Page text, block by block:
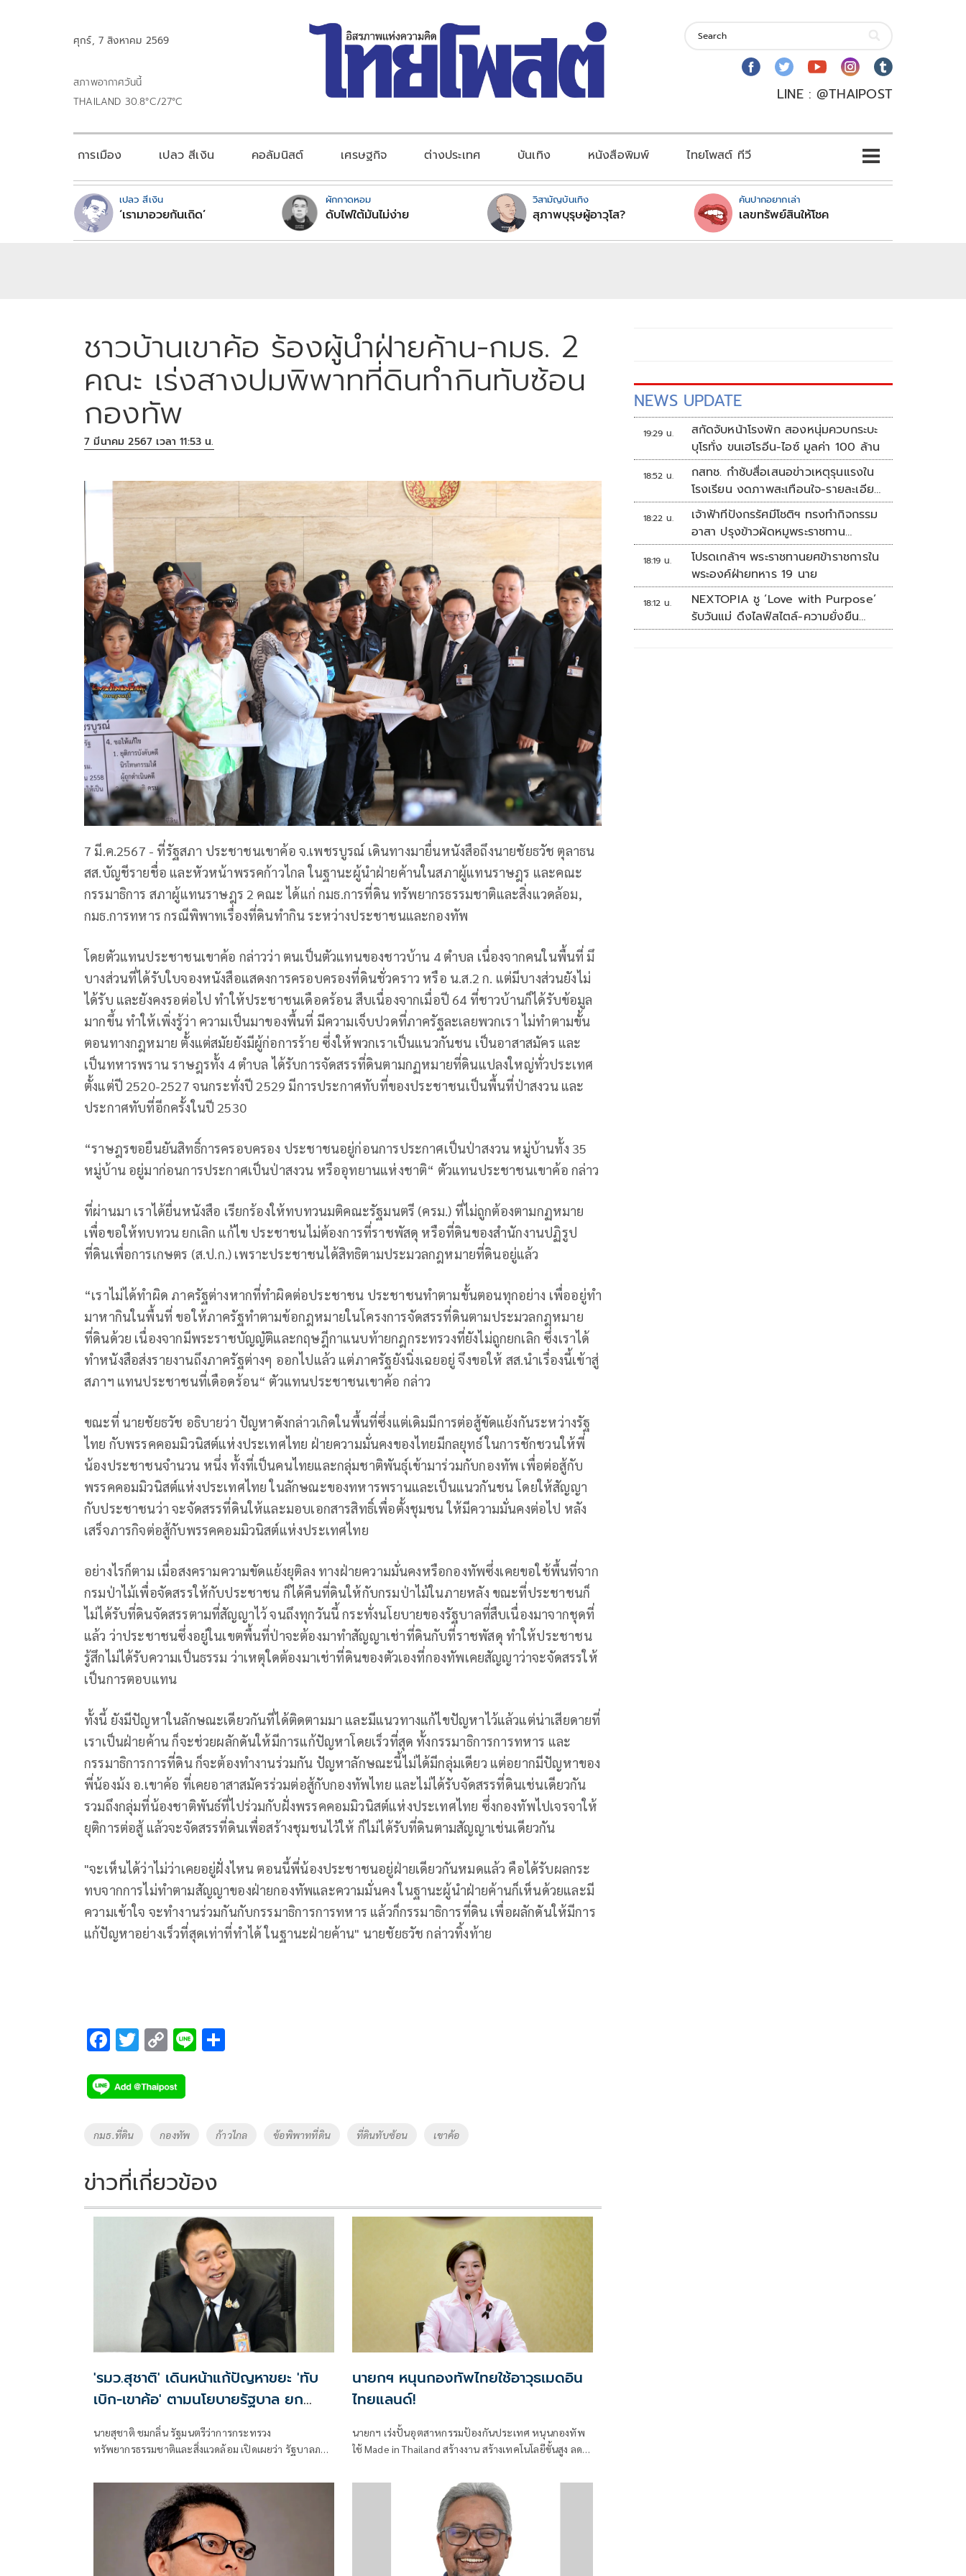
ศุกร์, 7 สิงหาคม 2569
สภาพอากาศวันนี้
THAILAND 30.8°C/27°C
LINE : @THAIPOST
การเมือง เปลว สีเงิน คอลัมนิสต์ เศรษฐกิจ ต่างประเทศ บันเทิง หนังสือพิมพ์ ไทยโพสต์ ทีวี
เปลว สีเงิน
‘เรามาอวยกันเถิด’
ผักกาดหอม
ดับไฟใต้มันไม่ง่าย
วิสามัญบันเทิง
สุภาพบุรุษผู้อาวุโส?
คันปากอยากเล่า
เลขทรัพย์สินให้โชค
ชาวบ้านเขาค้อ ร้องผู้นำฝ่ายค้าน-กมธ. 2
คณะ เร่งสางปมพิพาทที่ดินทำกินทับซ้อน
กองทัพ
7 มีนาคม 2567 เวลา 11:53 น.
7 มี.ค.2567 - ที่รัฐสภา ประชาชนเขาค้อ จ.เพชรบูรณ์ เดินทางมายื่นหนังสือถึงนายชัยธวัช ตุลาธน
สส.บัญชีรายชื่อ และหัวหน้าพรรคก้าวไกล ในฐานะผู้นำฝ่ายค้านในสภาผู้แทนราษฎร และคณะ
กรรมาธิการ สภาผู้แทนราษฎร 2 คณะ ได้แก่ กมธ.การที่ดิน ทรัพยากรธรรมชาติและสิ่งแวดล้อม,
กมธ.การทหาร กรณีพิพาทเรื่องที่ดินทำกิน ระหว่างประชาชนและกองทัพ
โดยตัวแทนประชาชนเขาค้อ กล่าวว่า ตนเป็นตัวแทนของชาวบ้าน 4 ตำบล เนื่องจากคนในพื้นที่ มึ
บางส่วนที่ได้รับใบจองหนังสือแสดงการครอบครองที่ดินชั่วคราว หรือ น.ส.2 ก. แต่มีบางส่วนยังไม่
ได้รับ และยังคงรอต่อไป ทำให้ประชาชนเดือดร้อน สืบเนื่องจากเมื่อปี 64 ที่ชาวบ้านก็ได้รับข้อมูล
มากขึ้น ทำให้เพิ่งรู้ว่า ความเป็นมาของพื้นที่ มีความเจ็บปวดที่ภาครัฐละเลยพวกเรา ไม่ทำตามขั้น
ตอนทางกฎหมาย ตั้งแต่สมัยยังมีผู้ก่อการร้าย ซึ่งให้พวกเราเป็นแนวกันชน เป็นอาสาสมัคร และ
เป็นทหารพราน ราษฎรทั้ง 4 ตำบล ได้รับการจัดสรรที่ดินตามกฏหมายที่ดินแปลงใหญ่ทั่วประเทศ
ตั้งแต่ปี 2520-2527 จนกระทั่งปี 2529 มีการประกาศทับที่ของประชาชนเป็นพื้นที่ป่าสงวน และ
ประกาศทับที่อีกครั้งในปี 2530
“ราษฎรขอยืนยันสิทธิ์การครอบครอง ประชาชนอยู่ก่อนการประกาศเป็นป่าสงวน หมู่บ้านทั้ง 35
หมู่บ้าน อยู่มาก่อนการประกาศเป็นป่าสงวน หรืออุทยานแห่งชาติ“ ตัวแทนประชาชนเขาค้อ กล่าว
ที่ผ่านมา เราได้ยื่นหนังสือ เรียกร้องให้ทบทวนมติคณะรัฐมนตรี (ครม.) ที่ไม่ถูกต้องตามกฏหมาย
เพื่อขอให้ทบทวน ยกเลิก แก้ไข ประชาชนไม่ต้องการที่ราชพัสดุ หรือที่ดินของสำนักงานปฏิรูป
ที่ดินเพื่อการเกษตร (ส.ป.ก.) เพราะประชาชนได้สิทธิตามประมวลกฎหมายที่ดินอยู่แล้ว
“เราไม่ได้ทำผิด ภาครัฐต่างหากที่ทำผิดต่อประชาชน ประชาชนทำตามขั้นตอนทุกอย่าง เพื่ออยู่ทำ
มาหากินในพื้นที่ ขอให้ภาครัฐทำตามข้อกฎหมายในโครงการจัดสรรที่ดินตามประมวลกฎหมาย
ที่ดินด้วย เนื่องจากมีพระราชบัญญัติและกฤษฎีกาแนบท้ายกฎกระทรวงที่ยังไม่ถูกยกเลิก ซึ่งเราได้
ทำหนังสือส่งรายงานถึงภาครัฐต่างๆ ออกไปแล้ว แต่ภาครัฐยังนิ่งเฉยอยู่ จึงขอให้ สส.นำเรื่องนี้เข้าสู่
สภาฯ แทนประชาชนที่เดือดร้อน“ ตัวแทนประชาชนเขาค้อ กล่าว
ขณะที่ นายชัยธวัช อธิบายว่า ปัญหาดังกล่าวเกิดในพื้นที่ซึ่งแต่เดิมมีการต่อสู้ขัดแย้งกันระหว่างรัฐ
ไทย กับพรรคคอมมิวนิสต์แห่งประเทศไทย ฝ่ายความมั่นคงของไทยมีกลยุทธ์ ในการชักชวนให้พี่
น้องประชาชนจำนวน หนึ่ง ทั้งที่เป็นคนไทยและกลุ่มชาติพันธุ์เข้ามาร่วมกับกองทัพ เพื่อต่อสู้กับ
พรรคคอมมิวนิสต์แห่งประเทศไทย ในลักษณะของทหารพรานและเป็นแนวกันชน โดยให้สัญญา
กับประชาชนว่า จะจัดสรรที่ดินให้และมอบเอกสารสิทธิ์เพื่อตั้งชุมชน ให้มีความมั่นคงต่อไป หลัง
เสร็จภารกิจต่อสู้กับพรรคคอมมิวนิสต์แห่งประเทศไทย
อย่างไรก็ตาม เมื่อสงครามความขัดแย้งยุติลง ทางฝ่ายความมั่นคงหรือกองทัพซึ่งเคยขอใช้พื้นที่จาก
กรมป่าไม้เพื่อจัดสรรให้กับประชาชน ก็ได้คืนที่ดินให้กับกรมป่าไม้ในภายหลัง ขณะที่ประชาชนก็
ไม่ได้รับที่ดินจัดสรรตามที่สัญญาไว้ จนถึงทุกวันนี้ กระทั่งนโยบายของรัฐบาลที่สืบเนื่องมาจากชุดที่
แล้ว ว่าประชาชนซึ่งอยู่ในเขตพื้นที่ป่าจะต้องมาทำสัญญาเช่าที่ดินกับที่ราชพัสดุ ทำให้ประชาชน
รู้สึกไม่ได้รับความเป็นธรรม ว่าเหตุใดต้องมาเช่าที่ดินของตัวเองที่กองทัพเคยสัญญาว่าจะจัดสรรให้
เป็นการตอบแทน
ทั้งนี้ ยังมีปัญหาในลักษณะเดียวกันที่ได้ติดตามมา และมีแนวทางแก้ไขปัญหาไว้แล้วแต่น่าเสียดายที่
เราเป็นฝ่ายค้าน ก็จะช่วยผลักดันให้มีการแก้ปัญหาโดยเร็วที่สุด ทั้งกรรมาธิการการทหาร และ
กรรมาธิการการที่ดิน ก็จะต้องทำงานร่วมกัน ปัญหาลักษณะนี้ไม่ได้มีกลุ่มเดียว แต่อยากมีปัญหาของ
พี่น้องม้ง อ.เขาค้อ ที่เคยอาสาสมัครร่วมต่อสู้กับกองทัพไทย และไม่ได้รับจัดสรรที่ดินเช่นเดียวกัน
รวมถึงกลุ่มที่น้องชาติพันธ์ที่ไปร่วมกับฝั่งพรรคคอมมิวนิสต์แห่งประเทศไทย ซึ่งกองทัพไปเจรจาให้
ยุติการต่อสู้ แล้วจะจัดสรรที่ดินเพื่อสร้างชุมชนไว้ให้ ก็ไม่ได้รับที่ดินตามสัญญาเช่นเดียวกัน
"จะเห็นได้ว่าไม่ว่าเคยอยู่ฝั่งไหน ตอนนี้พี่น้องประชาชนอยู่ฝ่ายเดียวกันหมดแล้ว คือได้รับผลกระ
ทบจากการไม่ทำตามสัญญาของฝ่ายกองทัพและความมั่นคง ในฐานะผู้นำฝ่ายค้านก็เห็นด้วยและมี
ความเข้าใจ จะทำงานร่วมกันกับกรรมาธิการการทหาร แล้วก็กรรมาธิการที่ดิน เพื่อผลักดันให้มีการ
แก้ปัญหาอย่างเร็วที่สุดเท่าที่ทำได้ ในฐานะฝ่ายค้าน" นายชัยธวัช กล่าวทิ้งท้าย
F
e
b
o
k
T
tt
er
C
p
y
Li
k
Li
Tags
กมธ.ที่ดิน กองทัพ ก้าวไกล ข้อพิพาทที่ดิน ที่ดินทับซ้อน เขาค้อ
ข่าวที่เกี่ยวข้อง
'รมว.สุชาติ' เดินหน้าแก้ปัญหาขยะ 'ทับ
เบิก-เขาค้อ' ตามนโยบายรัฐบาล ยก
ระดับสู่แหล่งท่องเที่ยวคาร์บอนต่ำ สร้าง
รายได้ควบคู่รักษาสิ่งแวดล้อม
นายสุชาติ ชมกลิ่น รัฐมนตรีว่าการกระทรวง
ทรัพยากรธรรมชาติและสิ่งแวดล้อม เปิดเผยว่า รัฐบาลภาย
ความสำคัญกับการบริหารจัดการทรัพยากรธรรมชาติและ
สิ่งแวดล้อมควบคู่กับการพัฒนาเศรษฐกิจและการท่อง
เที่ยวอย่างยั่งยืน
นายกฯ หนุนกองทัพไทยใช้อาวุธเมดอิน
ไทยแลนด์!
นายกฯ เร่งปั้นอุตสาหกรรมป้องกันประเทศ หนุนกองทัพ
ใช้ Made in Thailand สร้างงาน สร้างเทคโนโลยีขั้นสูง ลด
NEWS UPDATE
19:29 น.
สกัดจับหน้าโรงพัก สองหนุ่มควบกระบะ
บุโรทั่ง ขนเฮโรอีน-ไอซ์ มูลค่า 100 ล้าน
18:52 น.
กสทช. กำชับสื่อเสนอข่าวเหตุรุนแรงใน
โรงเรียน งดภาพสะเทือนใจ-รายละเอียด
เสี่ยงเลียนแบบ
18:22 น.
เจ้าฟ้าทีปังกรรัศมีโชติฯ ทรงทำกิจกรรม
อาสา ปรุงข้าวผัดหมูพระราชทาน
ประชาชน
18:19 น.
โปรดเกล้าฯ พระราชทานยศข้าราชการใน
พระองค์ฝ่ายทหาร 19 นาย
18:12 น.
NEXTOPIA ชู ‘Love with Purpose’
รับวันแม่ ดึงไลฟ์สไตล์-ความยั่งยืน
สร้างประสบการณ์ช้อปปิงมีความหมาย